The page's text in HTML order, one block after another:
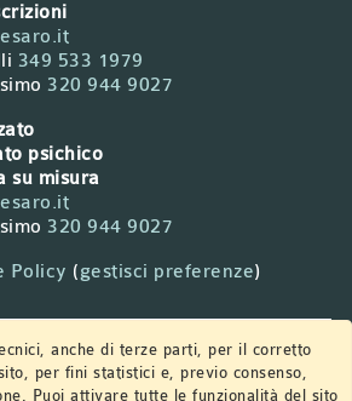
349 533 1979
320 944 9027
psichico
su misura
320 944 9027
Policy (gestisci preferenze)
anche di terze parti, per il corretto
per fini statistici e, previo consenso,
Puoi attivare tutte le funzionalità del sito